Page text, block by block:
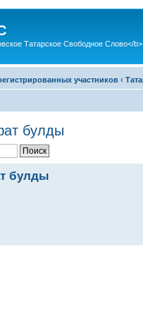
Татарское Свободное Слово</b>
участников ‹
булды
булды